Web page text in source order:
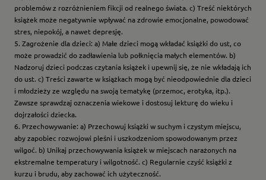
problemów z rozróżnieniem fikcji od realnego świata. c) Treść niektórych
książek może negatywnie wpływać na zdrowie emocjonalne, powodować
stres, niepokój, a nawet depresję.
5. Zagrożenie dla dzieci: a) Małe dzieci mogą wkładać książki do ust, co
może prowadzić do zadławienia lub połknięcia małych elementów. b)
Nadzoruj dzieci podczas czytania książek i upewnij się, że nie wkładają ich
do ust. c) Treści zawarte w książkach mogą być nieodpowiednie dla dzieci
i młodzieży ze względu na swoją tematykę (przemoc, erotyka, itp.).
Zawsze sprawdzaj oznaczenia wiekowe i dostosuj lekturę do wieku i
dojrzałości dziecka.
6. Przechowywanie: a) Przechowuj książki w suchym i czystym miejscu,
aby zapobiec rozwojowi pleśni i uszkodzeniom spowodowanym przez
wilgoć. b) Unikaj przechowywania książek w miejscach narażonych na
ekstremalne temperatury i wilgotność. c) Regularnie czyść książki z
kurzu i brudu, aby zachować ich użyteczność.